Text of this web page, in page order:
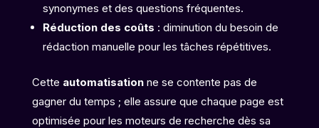
synonymes et des questions fréquentes.
Réduction des coûts : diminution du besoin de
rédaction manuelle pour les tâches répétitives.
Cette automatisationne se contente pas de
gagner du temps ; elle assure que chaque page est
optimisée pour les moteurs de recherche dès sa